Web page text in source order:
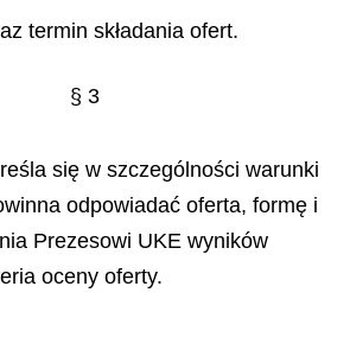
termin składania ofert.
§ 3
się w szczególności warunki
odpowiadać oferta, formę i
Prezesowi UKE wyników
oceny oferty.